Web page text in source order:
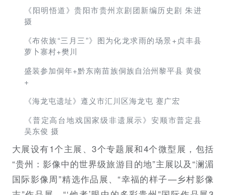
《阳明悟道》贵阳市贵州京剧团新编历史剧 朱进
摄
《布依族“三月三”》图为化龙求雨的场景+贞丰县
萝卜寨村+樊川
盛装参加侗年+黔东南苗族侗族自治州黎平县 黄俊
+
《海龙屯遗址》遵义市汇川区海龙屯 蹇广宏
《普定高台地戏国家级非遗展示》安顺市普定县
吴东俊 摄
大展设有1个主展、3个专题展和4个微型展，包括
“贵州：影像中的世界级旅游目的地”主展以及“澜湄
国际影像周”精选作品展、“幸福的样子—乡村影像